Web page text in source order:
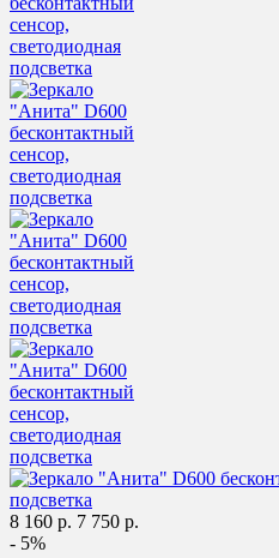
8 160 р. 7 750 р.
- 5%